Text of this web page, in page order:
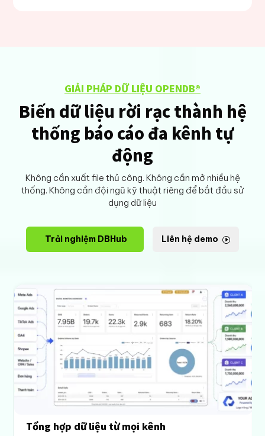
GIẢI PHÁP DỮ LIỆU OPENDB®
Biến dữ liệu rời rạc thành hệ
thống báo cáo đa kênh tự
động
Không cần xuất file thủ công. Không cần mở nhiều hệ
thống. Không cần đội ngũ kỹ thuật riêng để bắt đầu sử
dụng dữ liệu
Trải nghiệm DBHub Liên hệ demo
Tổng hợp dữ liệu từ mọi kênh